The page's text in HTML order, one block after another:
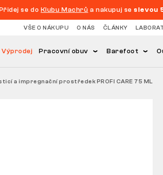
se do Klubu Machrů a nakupuj se slevou
VŠE O NÁKUPU O NÁS ČLÁNKY
Výprodej Pracovní obuv Barefoot
a impregnační prostředek PROFI CARE 75 ML